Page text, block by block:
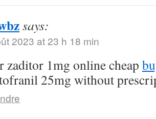
says:
2023 at 23 h 18 min
zaditor 1mg online cheap
25mg without